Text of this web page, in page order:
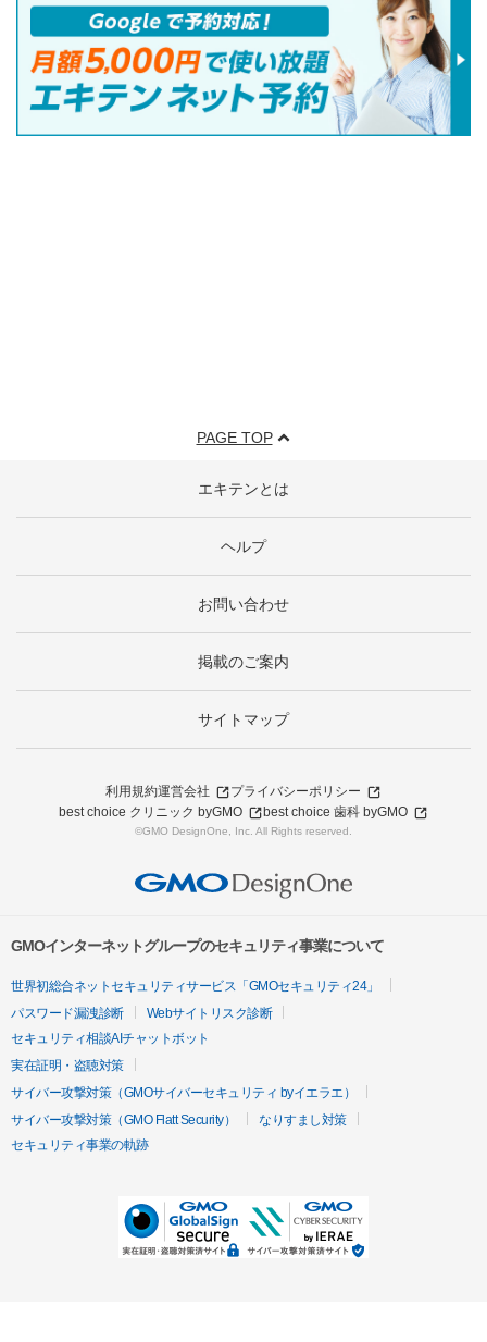
PAGE TOP
エキテンとは
ヘルプ
お問い合わせ
掲載のご案内
サイトマップ
利用規約運営会社
プライバシーポリシー
best choice クリニック byGMO
best choice 歯科 byGMO
©GMO DesignOne, Inc. All Rights reserved.
GMOインターネットグループのセキュリティ事業について
世界初総合ネットセキュリティサービス「GMOセキュリティ24」
パスワード漏洩診断
Webサイトリスク診断
セキュリティ相談AIチャットボット
実在証明・盗聴対策
サイバー攻撃対策（GMOサイバーセキュリティ byイエラエ）
サイバー攻撃対策（GMO Flatt Security）
なりすまし対策
セキュリティ事業の軌跡